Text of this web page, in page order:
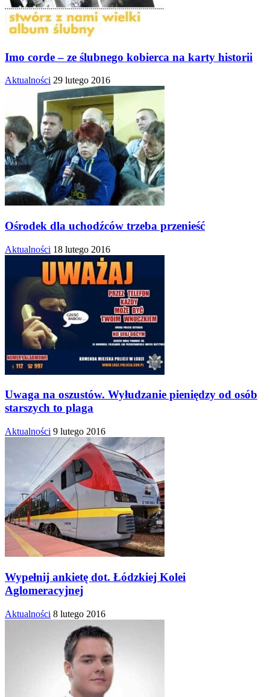
Imo corde – ze ślubnego kobierca na karty historii
Aktualności 29 lutego 2016
Ośrodek dla uchodźców trzeba przenieść
Aktualności 18 lutego 2016
Uwaga na oszustów. Wyłudzanie pieniędzy od osób
starszych to plaga
Aktualności 9 lutego 2016
Wypełnij ankietę dot. Łódzkiej Kolei
Aglomeracyjnej
Aktualności 8 lutego 2016